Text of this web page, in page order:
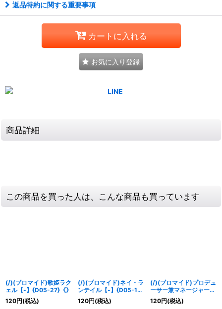
返品特約に関する重要事項
カートに入れる
お気に入り登録
商品詳細
この商品を買った人は、こんな商品も買っています
(/)(ブロマイド)歌姫ラク
ェル【-】{D05-27}《》
120円(税込)
(/)(ブロマイド)ネイ・ラ
ンテイル【-】{D05-10}
《》
120円(税込)
(/)(ブロマイド)プロデュ
ーサー兼マネージャープ
リン・ガーフィールド
【-】{D05-35}《》
120円(税込)